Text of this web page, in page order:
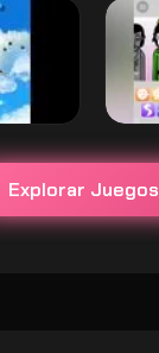
Explorar Juegos